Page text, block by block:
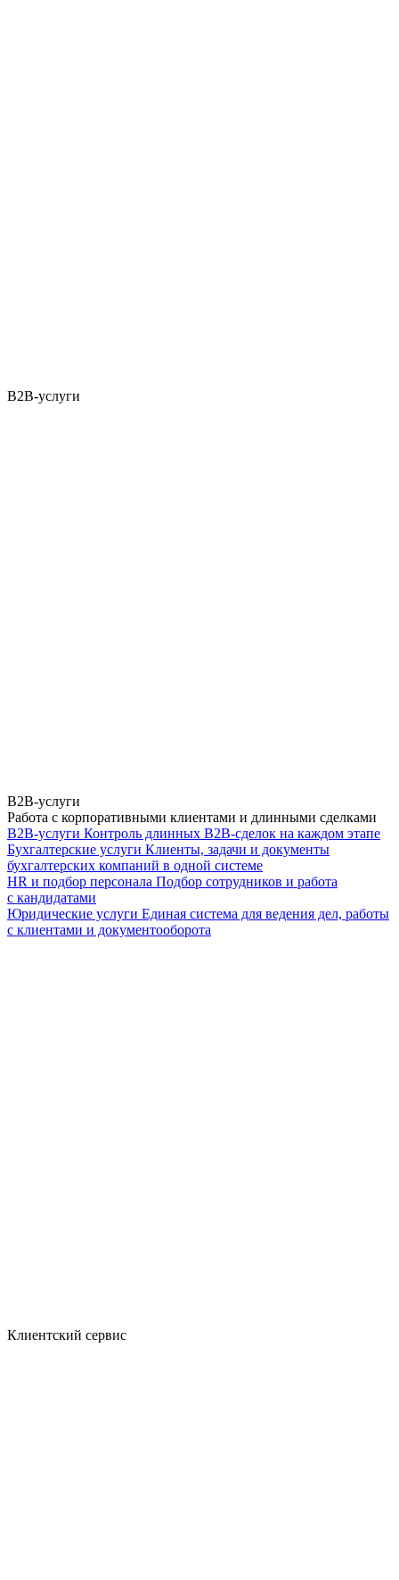
B2B-услуги
B2B-услуги
Работа с корпоративными клиентами и длинными сделками
B2B-услуги Контроль длинных B2B-сделок на каждом этапе
Бухгалтерские услуги Клиенты, задачи и документы
бухгалтерских компаний в одной системе
HR и подбор персонала Подбор сотрудников и работа
с кандидатами
Юридические услуги Единая система для ведения дел, работы
с клиентами и документооборота
Клиентский сервис